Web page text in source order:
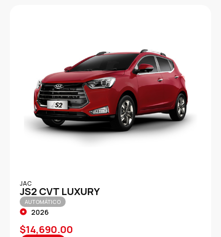
JAC
JS2 CVT LUXURY
AUTOMÁTICO
2026
$14,690.00